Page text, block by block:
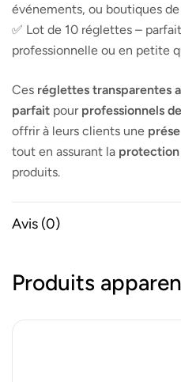
événements, ou boutiques
✅ Lot de 10 réglettes –
professionnelle ou en petite
Ces réglettes transparentes
parfait pour professionnels
offrir à leurs clients une
tout en assurant la protection
produits.
Avis (0)
Produits